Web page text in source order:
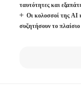
ταυτότητες και
Οι κολοσσοί της ΑΙ
συζητήσουν το